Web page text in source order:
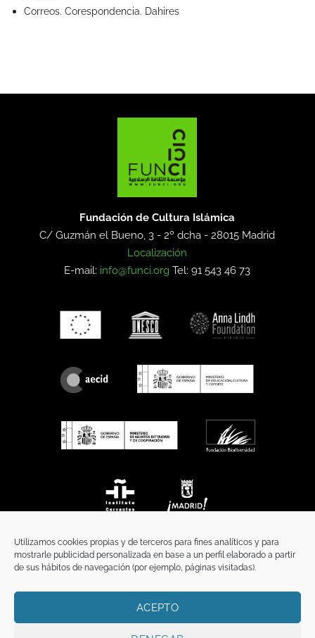
Utilizamos cookies propias y de terceros para fines analíticos y para
mostrarle publicidad personalizada en base a un perfil elaborado a partir
de sus hábitos de navegación (por ejemplo, páginas visitadas).
ACEPTO
Correos. Corespondencia. Dahires
Fundación de Cultura Islámica
C/ Guzmán el Bueno, 3 - 2º dcha -28015 Madrid
Localización
E-mail: info@funci.org Tel: 91 543 46 73